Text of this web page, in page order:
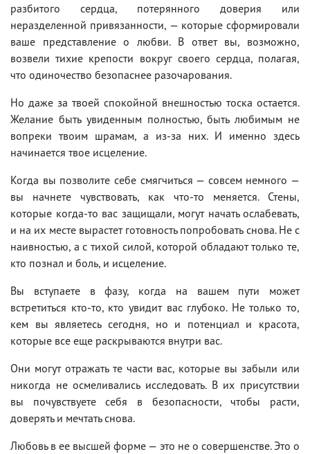
разбитого сердца, потерянного доверия или
неразделенной привязанности, — которые сформировали
ваше представление о любви. В ответ вы, возможно,
возвели тихие крепости вокруг своего сердца, полагая,
что одиночество безопаснее разочарования.
Но даже за твоей спокойной внешностью тоска остается.
Желание быть увиденным полностью, быть любимым не
вопреки твоим шрамам, а из-за них. И именно здесь
начинается твое исцеление.
Когда вы позволите себе смягчиться — совсем немного —
вы начнете чувствовать, как что-то меняется. Стены,
которые когда-то вас защищали, могут начать ослабевать,
и на их месте вырастет готовность попробовать снова. Не с
наивностью, а с тихой силой, которой обладают только те,
кто познал и боль, и исцеление.
Вы вступаете в фазу, когда на вашем пути может
встретиться кто-то, кто увидит вас глубоко. Не только то,
кем вы являетесь сегодня, но и потенциал и красота,
которые все еще раскрываются внутри вас.
Они могут отражать те части вас, которые вы забыли или
никогда не осмеливались исследовать. В их присутствии
вы почувствуете себя в безопасности, чтобы расти,
доверять и мечтать снова.
Любовь в ее высшей форме — это не о совершенстве. Это о